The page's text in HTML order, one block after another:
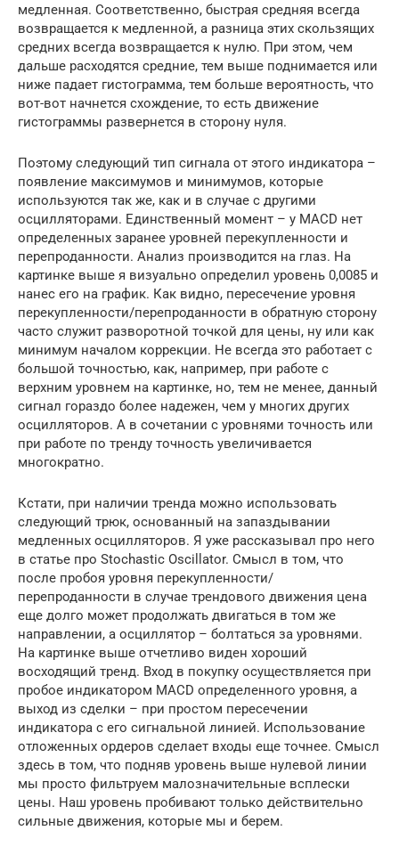
медленная. Соответственно, быстрая средняя всегда
возвращается к медленной, а разница этих скользящих
средних всегда возвращается к нулю. При этом, чем
дальше расходятся средние, тем выше поднимается или
ниже падает гистограмма, тем больше вероятность, что
вот-вот начнется схождение, то есть движение
гистограммы развернется в сторону нуля.
Поэтому следующий тип сигнала от этого индикатора –
появление максимумов и минимумов, которые
используются так же, как и в случае с другими
осцилляторами. Единственный момент – у MACD нет
определенных заранее уровней перекупленности и
перепроданности. Анализ производится на глаз. На
картинке выше я визуально определил уровень 0,0085 и
нанес его на график. Как видно, пересечение уровня
перекупленности/перепроданности в обратную сторону
часто служит разворотной точкой для цены, ну или как
минимум началом коррекции. Не всегда это работает с
большой точностью, как, например, при работе с
верхним уровнем на картинке, но, тем не менее, данный
сигнал гораздо более надежен, чем у многих других
осцилляторов. А в сочетании с уровнями точность или
при работе по тренду точность увеличивается
многократно.
Кстати, при наличии тренда можно использовать
следующий трюк, основанный на запаздывании
медленных осцилляторов. Я уже рассказывал про него
в статье про Stochastic Oscillator. Смысл в том, что
после пробоя уровня перекупленности/
перепроданности в случае трендового движения цена
еще долго может продолжать двигаться в том же
направлении, а осциллятор – болтаться за уровнями.
На картинке выше отчетливо виден хороший
восходящий тренд. Вход в покупку осуществляется при
пробое индикатором MACD определенного уровня, а
выход из сделки – при простом пересечении
индикатора с его сигнальной линией. Использование
отложенных ордеров сделает входы еще точнее. Смысл
здесь в том, что подняв уровень выше нулевой линии
мы просто фильтруем малозначительные всплески
цены. Наш уровень пробивают только действительно
сильные движения, которые мы и берем.